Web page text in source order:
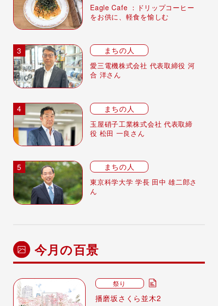
Eagle Cafe ：ドリップコーヒー
をお供に、軽食を愉しむ
まちの人
愛三電機株式会社 代表取締役 河
合 洋さん
まちの人
玉屋硝子工業株式会社 代表取締
役 松田 一良さん
まちの人
東京科学大学 学長 田中 雄二郎さ
ん
今月の百景
祭り
播磨坂さくら並木2